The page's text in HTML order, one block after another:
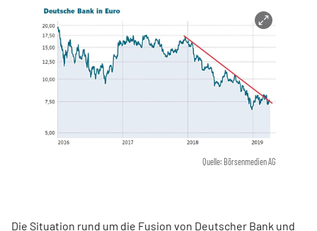
Quelle: Börsenmedien AG
Die Situation rund um die Fusion von Deutscher Bank und